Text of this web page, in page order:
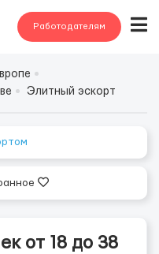
Работодателям
Элитный эскорт
от 18 до 38